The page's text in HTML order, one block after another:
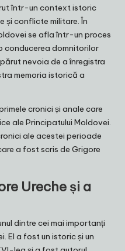
într-un context istoric
și conflicte militare. În
se afla într-un proces
conducerea domnitorilor
nevoia de a înregistra
memoria istorică a
cronici și anale care
ale Principatului Moldovei.
ale acestei perioade
a fost scris de Grigore
Ureche și a
dintre cei mai importanți
El a fost un istoric și un